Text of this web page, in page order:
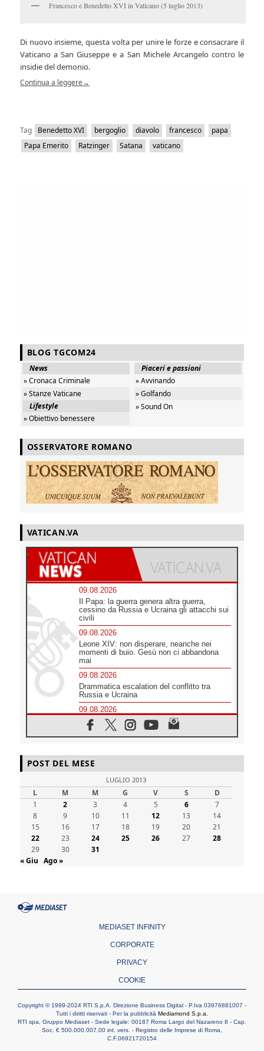
Francesco e Benedetto XVI in Vaticano (5 luglio 2013)
Di nuovo insieme, questa volta per unire le forze e consacrare il
Vaticano a San Giuseppe e a San Michele Arcangelo contro le
insidie del demonio.
Continua a leggere→
Tag Benedetto XVI bergoglio diavolo francesco
papa
Papa Emerito
Ratzinger Satana vaticano
BLOG TGCOM24
News
» Cronaca Criminale
» Stanze Vaticane
Lifestyle
» Obiettivo benessere
Piaceri e passioni
» Avvinando
» Golfando
» Sound On
OSSERVATORE ROMANO
VATICAN.VA
09.08.2026
Il Papa: la guerra genera altra guerra,
cessino da Russia e Ucraina gli attacchi sui
civili
09.08.2026
Leone XIV: non disperare, neanche nei
momenti di buio. Gesù non ci abbandona
mai
09.08.2026
Drammatica escalation del conflitto tra
Russia e Ucraina
09.08.2026
Tra Tolkien e Leone, un convegno su
"l'uomo, il mezzo e l'algoritmo"
Spagna, controlli alle frontiere per i
viaggiatori provenienti dall'Italia
09.08.2026
Indonesia, un dollaro per la costruzione di
219 Chiese
09.08.2026
Il dialogo interreligioso, isola di resistenza
per rispondere alle paure del mondo
09.08.2026
Madre del Buon Consiglio di Genazzano
POST DEL MESE
LUGLIO 2013
L M M G V S
D
1
2 3 4 5 6
7
8
9 10 11 12 13
14
15
16 17 18 19 20
21
22
23 24 25 26 27
28
29
30
31
« Giu Ago »
MEDIASET INFINITY
CORPORATE
PRIVACY
COOKIE
Copyright © 1999-2024 RTI S.p.A. Direzione Business Digital - P.Iva 03976881007 -
Tutti i diritti riservati - Per la pubblicità Mediamond S.p.a.
RTI spa, Gruppo Mediaset - Sede legale: 00187 Roma Largo del Nazareno 8 - Cap.
Soc. € 500.000.007,00 int. vers. - Registro delle Imprese di Roma,
C.F.06921720154